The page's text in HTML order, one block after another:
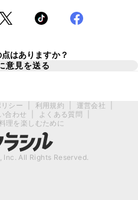
はありますか？
意見を送る
シー 利用規約 運営会社
合わせ
よくある質問
理を楽しむために
All Rights Reserved.